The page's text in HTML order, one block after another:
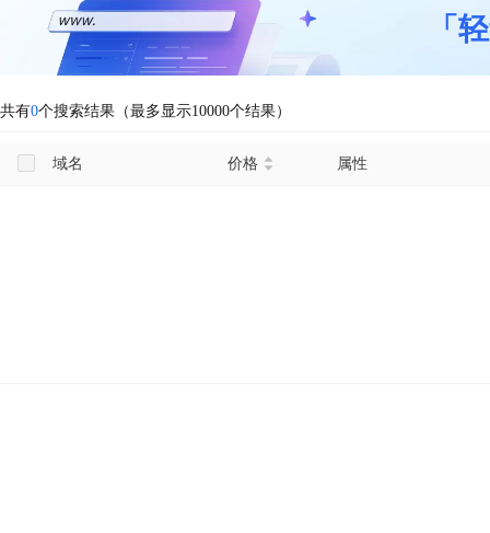
「
共有0个搜索结果（最多显示10000个结果）
域名 价格 属性